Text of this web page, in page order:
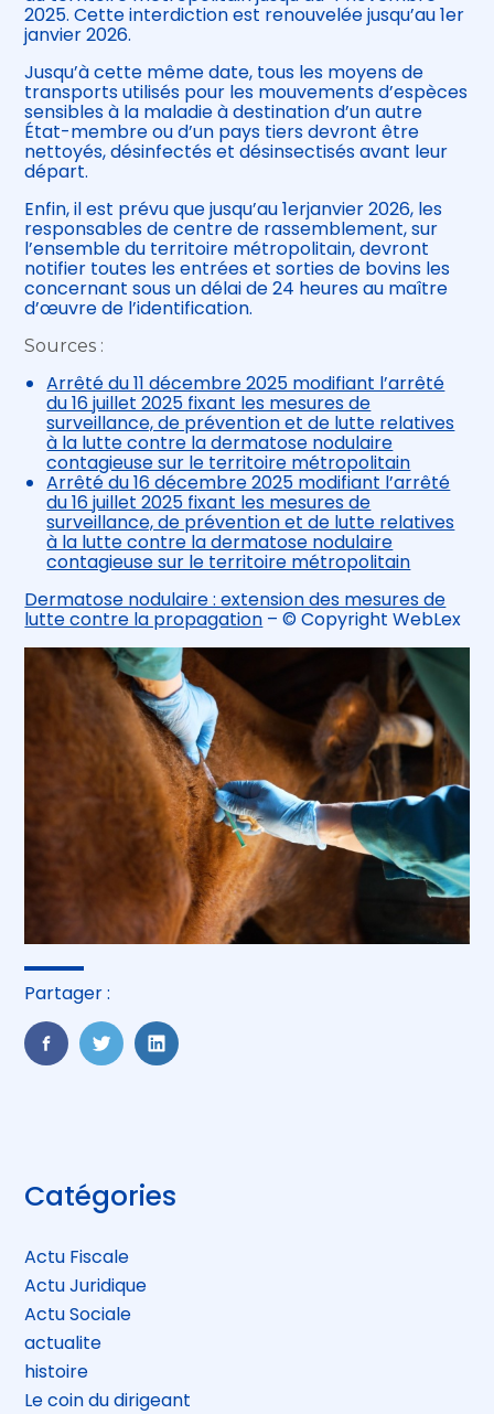
2025. Cette interdiction est renouvelée jusqu’au 1er
janvier 2026.
Jusqu’à cette même date, tous les moyens de
transports utilisés pour les mouvements d’espèces
sensibles à la maladie à destination d’un autre
État-membre ou d’un pays tiers devront être
nettoyés, désinfectés et désinsectisés avant leur
départ.
Enfin, il est prévu que jusqu’au 1erjanvier 2026, les
responsables de centre de rassemblement, sur
l’ensemble du territoire métropolitain, devront
notifier toutes les entrées et sorties de bovins les
concernant sous un délai de 24 heures au maître
d’œuvre de l’identification.
Sources :
Arrêté du 11 décembre 2025 modifiant l’arrêté
du 16 juillet 2025 fixant les mesures de
surveillance, de prévention et de lutte relatives
à la lutte contre la dermatose nodulaire
contagieuse sur le territoire métropolitain
Arrêté du 16 décembre 2025 modifiant l’arrêté
du 16 juillet 2025 fixant les mesures de
surveillance, de prévention et de lutte relatives
à la lutte contre la dermatose nodulaire
contagieuse sur le territoire métropolitain
Dermatose nodulaire : extension des mesures de
lutte contre la propagation – © Copyright WebLex
Partager :
FaceBook
TwitterLinkedIn
Blog
sidebar
Catégories
Actu Fiscale
Actu Juridique
Actu Sociale
actualite
histoire
Le coin du dirigeant